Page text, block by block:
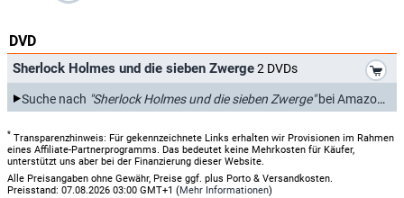
DVD
Sherlock Holmes und die sieben Zwerge2 DVDs
Suche nach "Sherlock Holmes und die sieben Zwerge"bei Amazon.de
* Transparenzhinweis: Für gekennzeichnete Links erhalten wir Provisionen im Rahmen
eines Affiliate-Partnerprogramms. Das bedeutet keine Mehrkosten für Käufer,
unterstützt uns aber bei der Finanzierung dieser Website.
Alle Preisangaben ohne Gewähr, Preise ggf. plus Porto & Versandkosten.
Preisstand: 07.08.2026 03:00 GMT+1 (Mehr Informationen)